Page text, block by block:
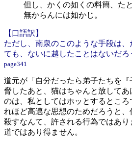
但し、かくの如くの料簡、た
無からんには如かじ。
【口語訳】
ただし、南泉のこのような手段は
ても、ないに越したことはないだろ
page341
道元が「自分だったら弟子たちを『
脅したあと、猫はちゃんと放してあ
のは、私としてはホッとするとこ
れほど高邁な思想のためだろうと、
殺すなんて、許される行為ではあ
道ではあり得ません。